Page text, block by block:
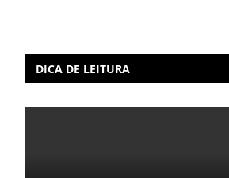
DICA DE LEITURA